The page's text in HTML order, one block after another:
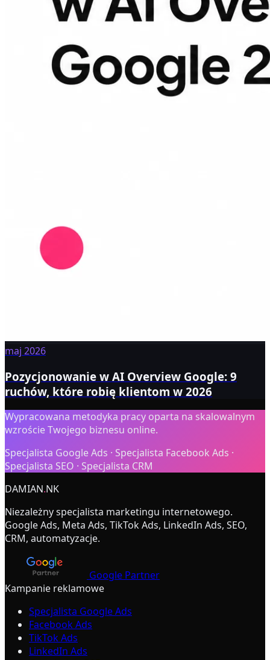
maj 2026
Pozycjonowanie w AI Overview Google: 9
ruchów, które robię klientom w 2026
Wypracowana metodyka pracy oparta na skalowalnym
wzroście Twojego biznesu online.
Specjalista Google Ads · Specjalista Facebook Ads ·
Specjalista SEO · Specjalista CRM
DAMIAN.NK
Niezależny specjalista marketingu internetowego.
Google Ads, Meta Ads, TikTok Ads, LinkedIn Ads, SEO,
CRM, automatyzacje.
Google Partner
Kampanie reklamowe
Specjalista Google Ads
Facebook Ads
TikTok Ads
LinkedIn Ads